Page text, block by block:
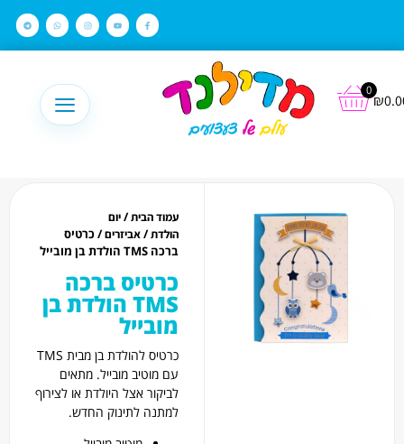
₪
0
עמוד הבית/יום
הולדת/אביזרים/ כרטיס
ברכה TMS הולדת בן מובייל
כרטיס ברכה
TMS הולדת בן
מובייל
כרטיס להולדת בן מבית TMS
עם מוטיב מובייל. מתאים
לביקור אצל היולדת או לצירוף
למתנה לתינוק החדש.